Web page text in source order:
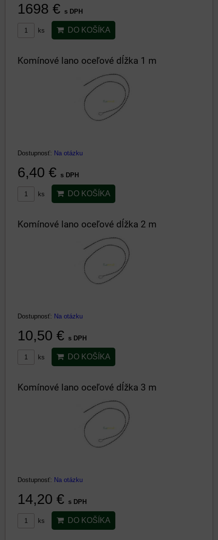
1698 € s DPH
ks DO KOŠÍKA
Komínové lano oceľové dĺžka 1 m
Dostupnosť: Na otázku
6,40 € s DPH
ks DO KOŠÍKA
Komínové lano oceľové dĺžka 2 m
Dostupnosť: Na otázku
10,50 € s DPH
ks DO KOŠÍKA
Komínové lano oceľové dĺžka 3 m
Dostupnosť: Na otázku
14,20 € s DPH
ks DO KOŠÍKA